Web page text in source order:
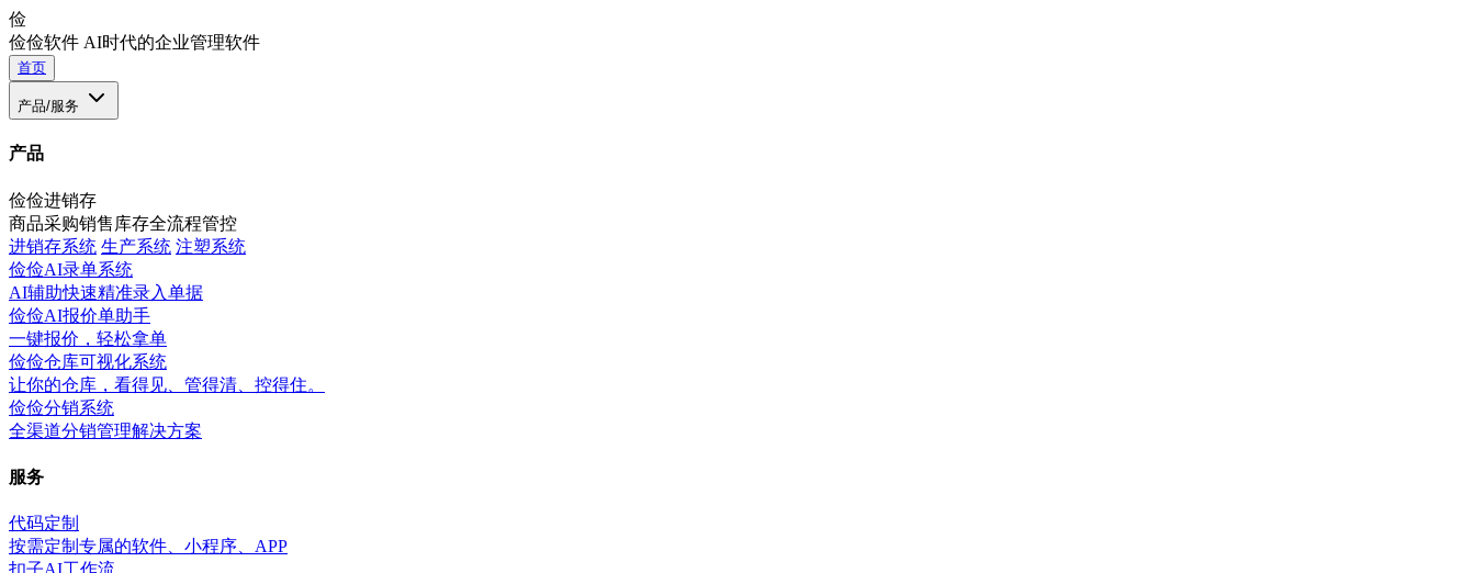
俭
俭俭软件 AI时代的企业管理软件
首页
产品/服务
产品
俭俭进销存
商品采购销售库存全流程管控
进销存系统 生产系统 注塑系统
俭俭AI录单系统
AI辅助快速精准录入单据
俭俭AI报价单助手
一键报价，轻松拿单
俭俭仓库可视化系统
让你的仓库，看得见、管得清、控得住。
俭俭分销系统
全渠道分销管理解决方案
服务
代码定制
按需定制专属的软件、小程序、APP
扣子AI工作流